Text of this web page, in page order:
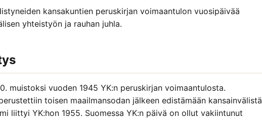
kansakuntien peruskirjan voimaantulon vuosipäivää
yhteistyön ja rauhan juhla.
muistoksi vuoden 1945 YK:n peruskirjan voimaantulosta.
toisen maailmansodan jälkeen edistämään kansainvälistä
liittyi YK:hon 1955. Suomessa YK:n päivä on ollut vakiintunut